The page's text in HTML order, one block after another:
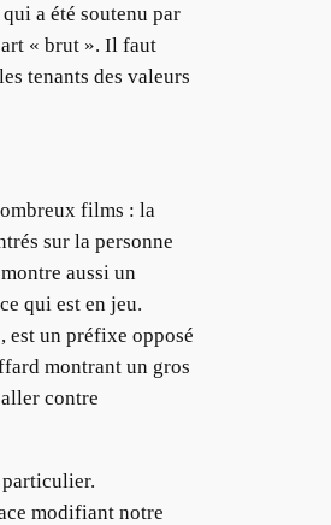
a été soutenu par
« brut ». Il faut
tenants des valeurs
films : la
sur la personne
aussi un
qui est en jeu.
est un préfixe opposé
montrant un gros
contre
modifiant notre